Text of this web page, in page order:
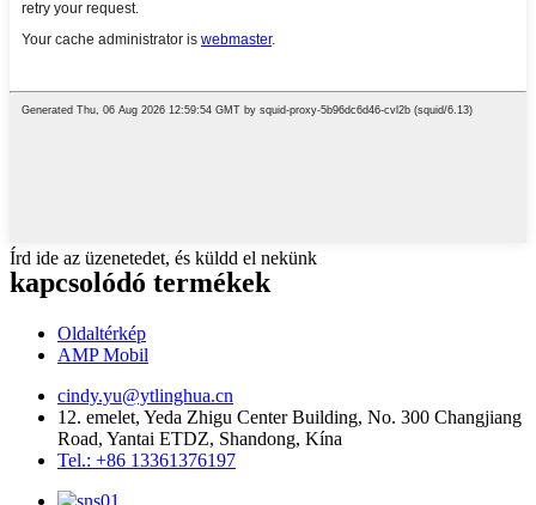
Írd ide az üzenetedet, és küldd el nekünk
kapcsolódó termékek
Oldaltérkép
AMP Mobil
cindy.yu@ytlinghua.cn
12. emelet, Yeda Zhigu Center Building, No. 300 Changjiang
Road, Yantai ETDZ, Shandong, Kína
Tel.: +86 13361376197